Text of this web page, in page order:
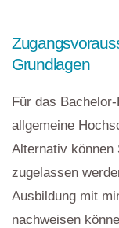
Grundlagen
Für das
allgemeine
Alternativ können
zugelassen
Ausbildung mit
nachweisen